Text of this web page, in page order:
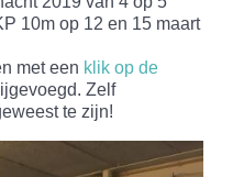
10m op 12 en 15 maart
met een klik op de
Zelf
te zijn!